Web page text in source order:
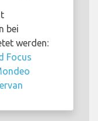
bei
werden:
Focus